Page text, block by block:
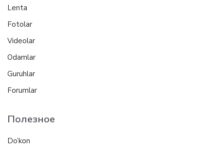
Lenta
Fotolar
Videolar
Odamlar
Guruhlar
Forumlar
Полезное
Do’kon